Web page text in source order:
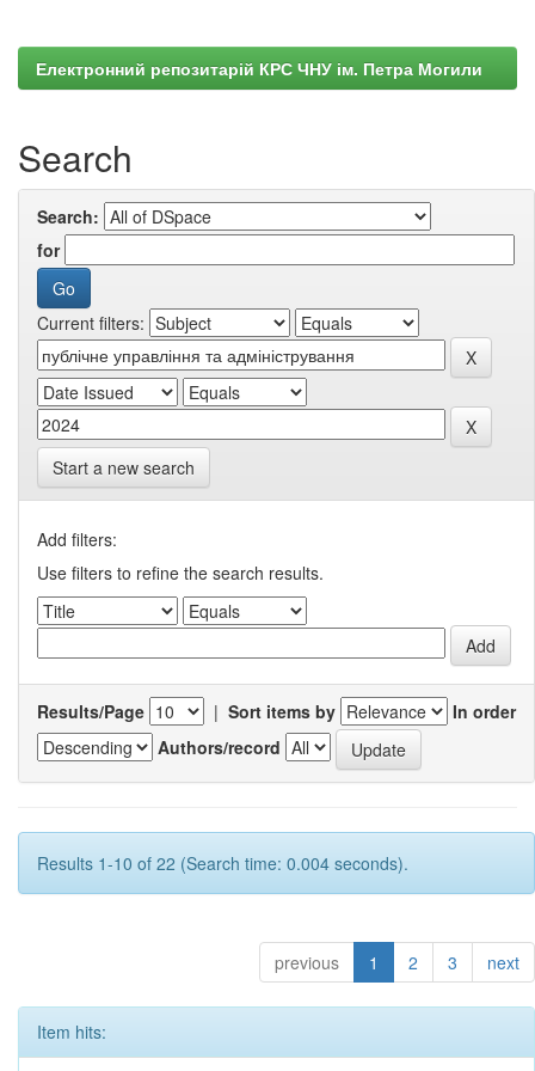
Електронний репозитарій КРС ЧНУ ім. Петра Могили
Search
Search:
for
Current filters:
Start a new search
Add filters:
Use filters to refine the search results.
Results/Page | Sort items by
In order
Authors/record
Results 1-10 of 22 (Search time: 0.004 seconds).
previous 1 2 3 next
Item hits: